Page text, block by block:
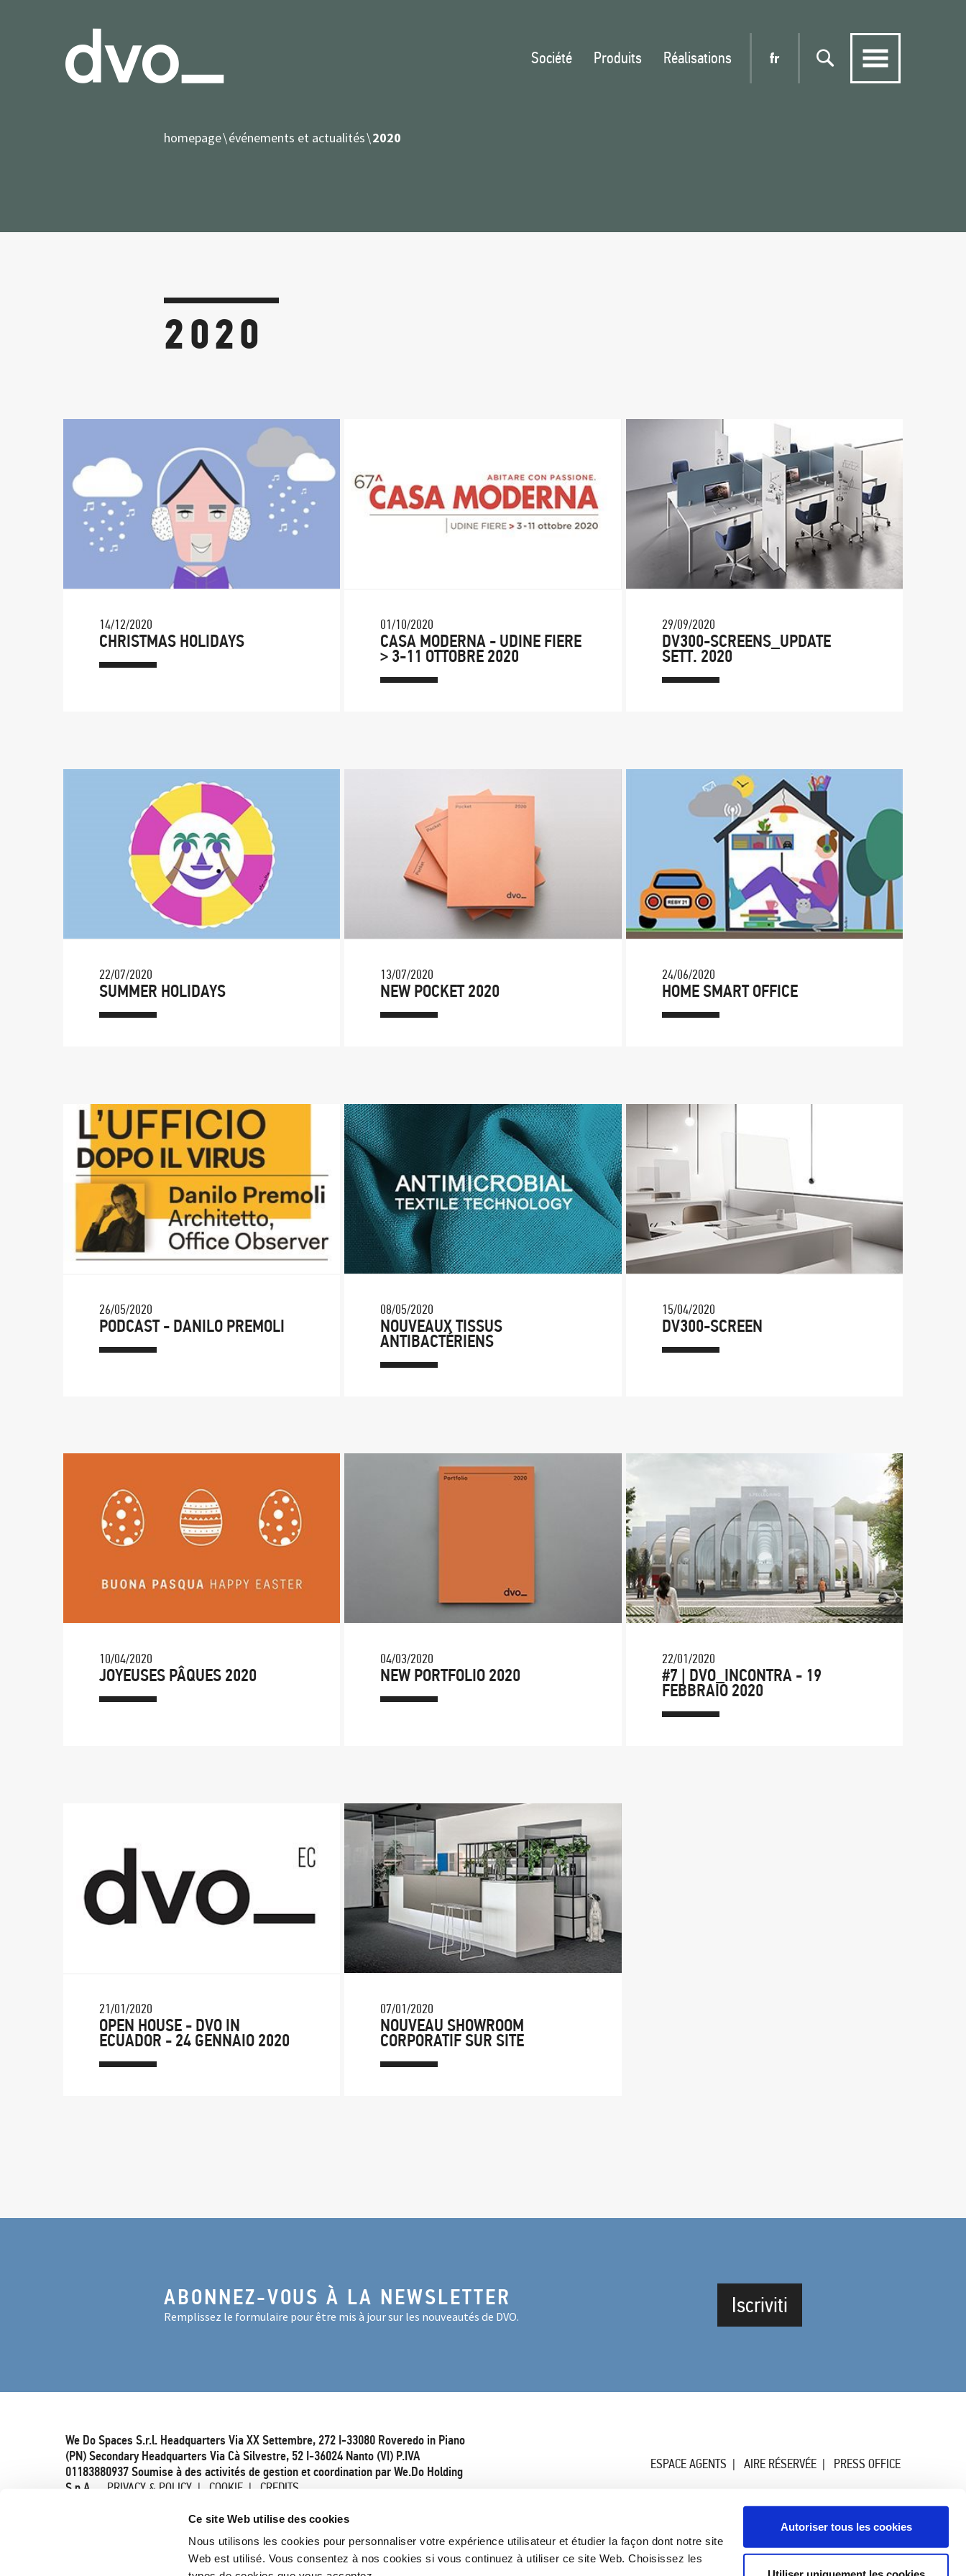
Ce site Web utilise des cookies
Nous utilisons les cookies pour personnaliser votre expérience utilisateur et étudier la façon dont notre site
Web est utilisé. Vous consentez à nos cookies si vous continuez à utiliser ce site Web. Choisissez les
Autoriser tous les cookies
Société Produits Réalisations fr
homepage événements et actualités 2020
2020
14/12/2020
CHRISTMAS HOLIDAYS
01/10/2020
CASA MODERNA - UDINE FIERE
> 3-11 OTTOBRE 2020
29/09/2020
DV300-SCREENS_UPDATE
SETT. 2020
22/07/2020
SUMMER HOLIDAYS
13/07/2020
NEW POCKET 2020
24/06/2020
HOME SMART OFFICE
26/05/2020
PODCAST - DANILO PREMOLI
08/05/2020
NOUVEAUX TISSUS
ANTIBACTÉRIENS
15/04/2020
DV300-SCREEN
10/04/2020
JOYEUSES PÂQUES 2020
04/03/2020
NEW PORTFOLIO 2020
22/01/2020
#7 | DVO_INCONTRA - 19
FEBBRAIO 2020
21/01/2020
OPEN HOUSE - DVO IN
ECUADOR - 24 GENNAIO 2020
07/01/2020
NOUVEAU SHOWROOM
CORPORATIF SUR SITE
ABONNEZ-VOUS À LA NEWSLETTER
Remplissez le formulaire pour être mis à jour sur les nouveautés de DVO. Iscriviti
We Do Spaces S.r.l. Headquarters Via XX Settembre, 272 I-33080 Roveredo in Piano
(PN) Secondary Headquarters Via Cà Silvestre, 52 I-36024 Nanto (VI) P.IVA
01183880937 Soumise à des activités de gestion et coordination par We.Do Holding
S.p.A.
PRIVACY & POLICY COOKIE CREDITS
ESPACE AGENTS AIRE RÉSERVÉE PRESS OFFICE